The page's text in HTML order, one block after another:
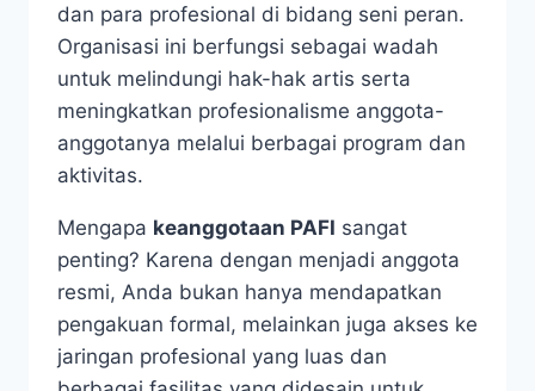
dan para profesional di bidang seni peran.
Organisasi ini berfungsi sebagai wadah
untuk melindungi hak-hak artis serta
meningkatkan profesionalisme anggota-
anggotanya melalui berbagai program dan
aktivitas.
Mengapa keanggotaan PAFI sangat
penting? Karena dengan menjadi anggota
resmi, Anda bukan hanya mendapatkan
pengakuan formal, melainkan juga akses ke
jaringan profesional yang luas dan